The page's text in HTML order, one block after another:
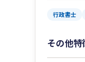
行政書士
その他特